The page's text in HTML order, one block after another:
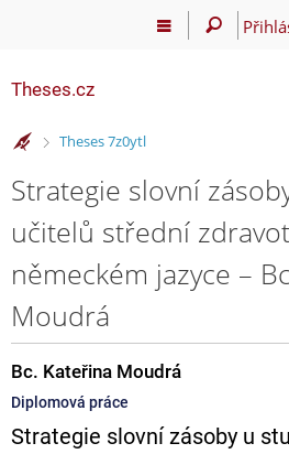
Theses.cz
>
Theses 7z0ytl
Strategie slovní
učitelů střední
německém jazyce –
Moudrá
Bc. Kateřina Moudrá
Diplomová práce
Strategie slovní zásoby u